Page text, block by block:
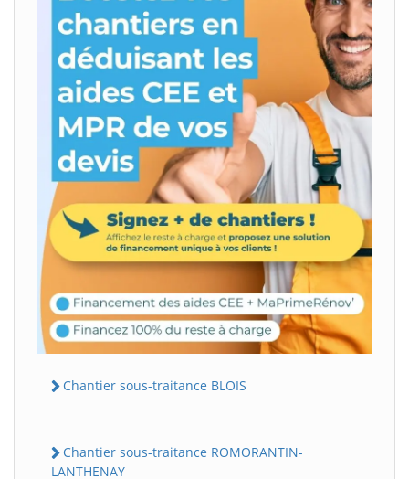
Chantier sous-traitance BLOIS
Chantier sous-traitance ROMORANTIN-
LANTHENAY